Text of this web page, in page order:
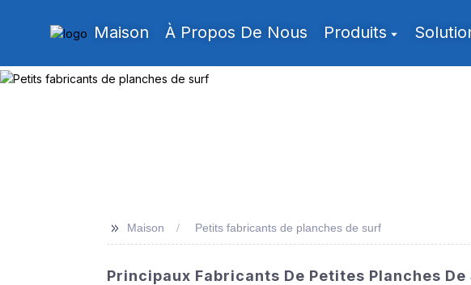
Maison À Propos De Nous Produits
>> Maison Petits fabricants de planches de surf
Principaux Fabricants De Petites Planches